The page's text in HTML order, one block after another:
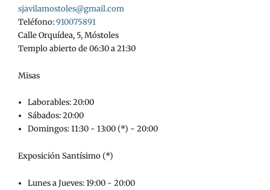
sjavilamostoles@gmail.com
Teléfono:910075891
Calle Orquídea, 5, Móstoles
Templo abierto de 06:30 a 21:30
Misas
Laborables: 20:00
Sábados: 20:00
Domingos: 11:30 - 13:00 (*) - 20:00
Exposición Santísimo (*)
Lunes a Jueves: 19:00 - 20:00